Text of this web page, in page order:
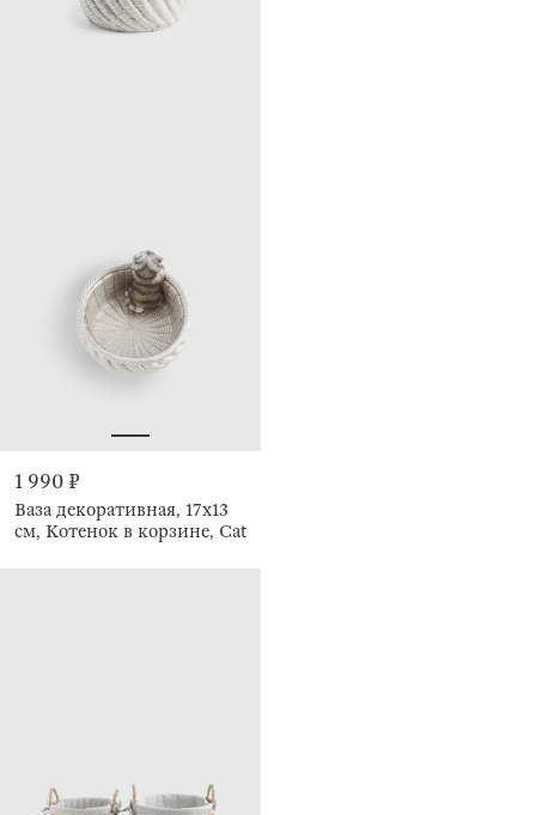
1 990 ₽
Ваза декоративная, 17х13
см, Котенок в корзине, Cat